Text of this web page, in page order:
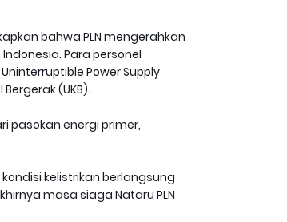
bahwa PLN mengerahkan
Para personel
Power Supply
(UKB).
pasokan energi primer,
kelistrikan berlangsung
masa siaga Nataru PLN